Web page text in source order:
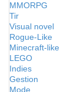
MMORPG
Tir
Visual novel
Rogue-Like
Minecraft-like
LEGO
Indies
Gestion
Mode